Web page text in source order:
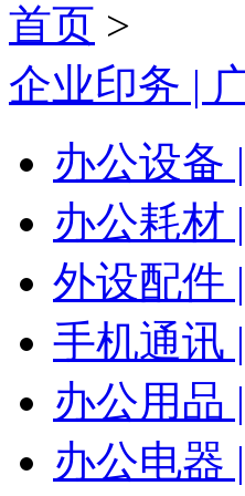
首页 >
企业印务 |
办公设备
办公耗材
外设配件
手机通讯
办公用品
办公电器